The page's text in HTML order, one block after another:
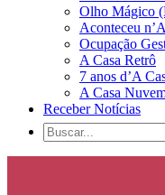
Olho Mágico
Aconteceu
Ocupação
A Casa Retrô
7 anos d’A
A Casa
Receber Notícias